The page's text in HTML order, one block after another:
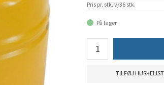
Pris pr. stk. v/36 stk.
På lager
TILFØJ